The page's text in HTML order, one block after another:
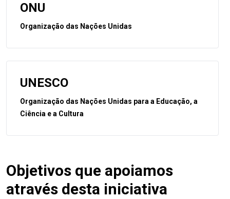
ONU
Organização das Nações Unidas
UNESCO
Organização das Nações Unidas para a Educação, a
Ciência e a Cultura
Objetivos que apoiamos
através desta iniciativa